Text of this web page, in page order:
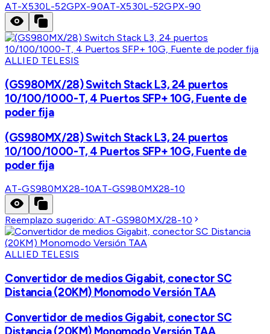
AT-X530L-52GPX-90AT-X530L-52GPX-90
ALLIED TELESIS
(GS980MX/28) Switch Stack L3, 24 puertos
10/100/1000-T, 4 Puertos SFP+ 10G, Fuente de
poder fija
(GS980MX/28) Switch Stack L3, 24 puertos
10/100/1000-T, 4 Puertos SFP+ 10G, Fuente de
poder fija
AT-GS980MX28-10AT-GS980MX28-10
Reemplazo sugerido:AT-GS980MX/28-10
ALLIED TELESIS
Convertidor de medios Gigabit, conector SC
Distancia (20KM) Monomodo Versión TAA
Convertidor de medios Gigabit, conector SC
Distancia (20KM) Monomodo Versión TAA